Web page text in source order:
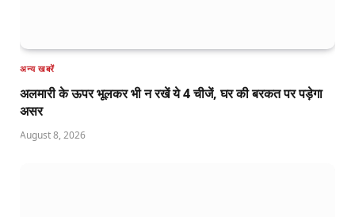
अन्य खबरें
अलमारी के ऊपर भूलकर भी न रखें ये 4 चीजें, घर की बरकत पर पड़ेगा
असर
August 8, 2026